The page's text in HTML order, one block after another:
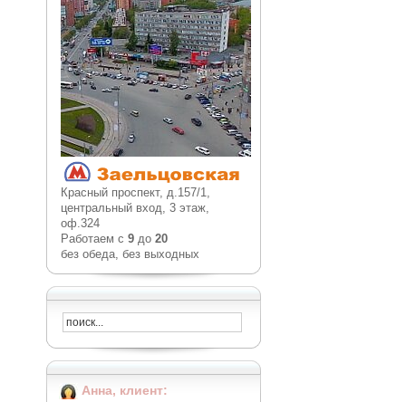
Красный проспект, д.157/1,
центральный вход, 3 этаж,
оф.324
Работаем с 9до 20
без обеда, без выходных
Анна, клиент: